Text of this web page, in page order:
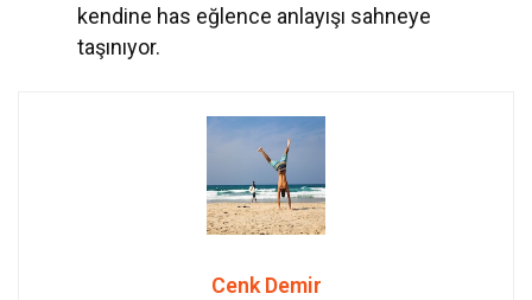
kendine has eğlence anlayışı sahneye
taşınıyor.
Cenk Demir